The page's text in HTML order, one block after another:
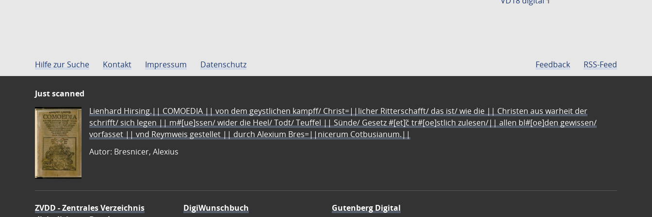
Hilfe zur Suche Kontakt Impressum Datenschutz Feedback RSS-Feed
Just scanned
Lienhard Hirsing.|| COMOEDIA || von dem geystlichen kampff/ Christ=||licher Ritterschafft/ das ist/ wie die || Christen aus warheit der
schrifft/ sich legen || m#[ue]ssen/ wider die Heel/ Todt/ Teuffel || Sünde/ Gesetz #[et]c̃ tr#[oe]stlich zulesen/|| allen bl#[oe]den gewissen/
vorfasset || vnd Reymweis gestellet || durch Alexium Bres=||nicerum Cotbusianum.||
Autor: Bresnicer, Alexius
ZVDD - Zentrales Verzeichnis
DigiWunschbuch Gutenberg Digital